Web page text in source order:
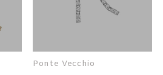
Ponte Vecchio